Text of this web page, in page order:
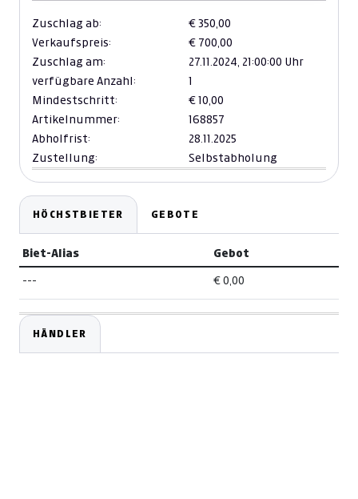
Zuschlag ab:
€ 350,00
Verkaufspreis:
€ 700,00
Zuschlag am:
27.11.2024, 21:00:00 Uhr
verfügbare Anzahl:
1
Mindestschritt:
€ 10,00
Artikelnummer:
168857
Abholfrist:
28.11.2025
Zustellung:
Selbstabholung
HÖCHSTBIETER GEBOTE
Biet-Alias Gebot
--- € 0,00
HÄNDLER